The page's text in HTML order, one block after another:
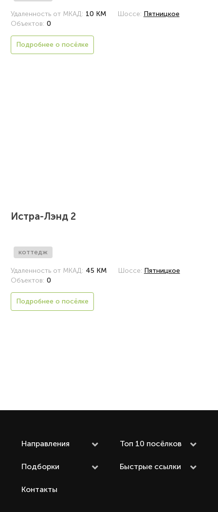
Удаленность от МКАД: 10 КМ Шоссе: Пятницкое
Объектов: 0
Подробнее о посёлке
Истра-Лэнд 2
коттедж
Удаленность от МКАД: 45 КМ Шоссе: Пятницкое
Объектов: 0
Подробнее о посёлке
Направления Топ 10 посёлков
Подборки Быстрые ссылки
Контакты